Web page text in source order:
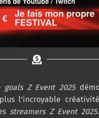
goals Z Event 2025
l’incroyable
streamers Z Event 2025